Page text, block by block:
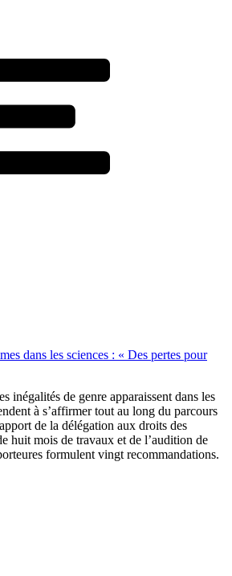
dans les sciences : « Des pertes pour
inégalités de genre apparaissent dans les
à s’affirmer tout au long du parcours
de la délégation aux droits des
huit mois de travaux et de l’audition de
formulent vingt recommandations.